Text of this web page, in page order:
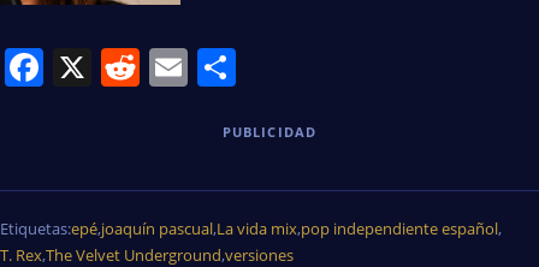
Facebook
X Reddit
Email
PUBLICIDAD
Etiquetas:epé,joaquín pascual,La vida mix,pop independiente español,
T. Rex,The Velvet Underground,versiones